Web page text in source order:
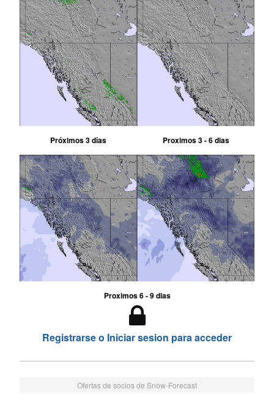
Próximos 3 días Proximos 3 - 6 dias
Proximos 6 - 9 dias
Registrarse o Iniciar sesion para acceder
Ofertas de socios de Snow-Forecast